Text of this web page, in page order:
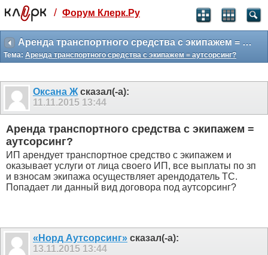
Святые угодники, Клерк без рекламы
прекрасен:)
месяц
3 месяца
259
₽
-10%
499 ₽
-15%
Отмена Оплатить
/ Форум Клерк.Ру
Аренда транспортного средства с экипажем = аутсорсинг?
Тема: Аренда транспортного средства с экипажем = аутсорсинг?
Оксана Ж сказал(-а):
11.11.2015 13:44
Аренда транспортного средства с экипажем =
аутсорсинг?
ИП арендует транспортное средство с экипажем и
оказывает услуги от лица своего ИП, все выплаты по зп
и взносам экипажа осуществляет арендодатель ТС.
Попадает ли данный вид договора под аутсорсинг?
«Норд Аутсорсинг» сказал(-а):
13.11.2015 13:44